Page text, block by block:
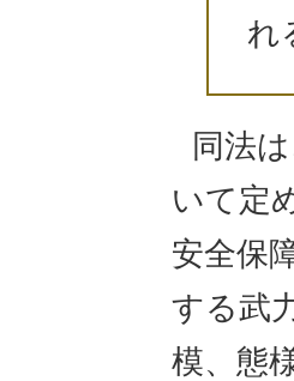
れ
同法
いて定
安全保
する武
模、態